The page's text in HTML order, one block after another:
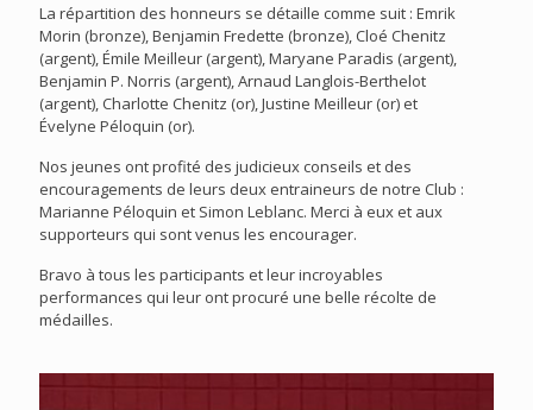
La répartition des honneurs se détaille comme suit : Emrik
Morin (bronze), Benjamin Fredette (bronze), Cloé Chenitz
(argent), Émile Meilleur (argent), Maryane Paradis (argent),
Benjamin P. Norris (argent), Arnaud Langlois-Berthelot
(argent), Charlotte Chenitz (or), Justine Meilleur (or) et
Évelyne Péloquin (or).
Nos jeunes ont profité des judicieux conseils et des
encouragements de leurs deux entraineurs de notre Club :
Marianne Péloquin et Simon Leblanc. Merci à eux et aux
supporteurs qui sont venus les encourager.
Bravo à tous les participants et leur incroyables
performances qui leur ont procuré une belle récolte de
médailles.